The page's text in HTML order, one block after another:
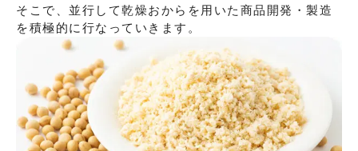
そこで、並⾏して乾燥おからを⽤いた商品開発・製造